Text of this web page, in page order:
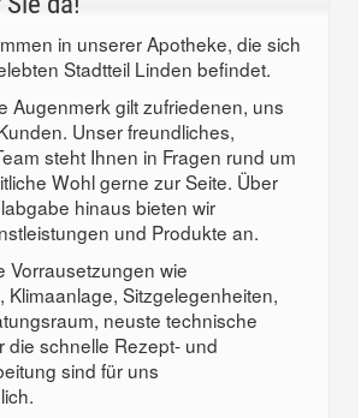
in unserer Apotheke, die sich
Stadtteil Linden befindet.
Augenmerk gilt zufriedenen, uns
Unser freundliches,
steht Ihnen in Fragen rund um
Wohl gerne zur Seite. Über
hinaus bieten wir
und Produkte an.
Vorrausetzungen wie
Klimaanlage, Sitzgelegenheiten,
neuste technische
die schnelle Rezept- und
sind für uns